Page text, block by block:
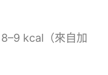
kcal（來自加